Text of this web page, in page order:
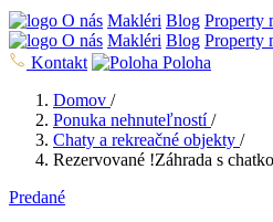
O nás Makléri Blog Property
O nás Makléri Blog Property
Kontakt
Poloha
Domov /
Ponuka nehnuteľností /
Chaty a rekreačné objekty /
Rezervované !Záhrada s
Predané